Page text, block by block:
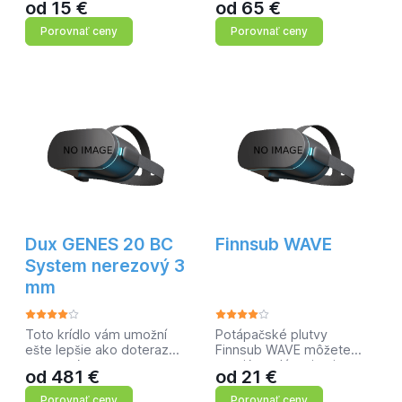
šnorchlovacie set pre deti
5-12 rokovMateriál:
SiliterMMMmhg
od 15 €
Porovnať ceny
Minimálny vnútorný objem
■ Rozšírené zorné pole ■
Anatomická lícnica ■ Veľmi
ľahká ■ Matný povrch s
vode ■ Ergonomické
spony pre jednoduché
ovládanie ■ Nový silikón
použitý na lícnici znižuje
od 65 €
Porovnať ceny
Dux GENES 20 BC
System nerezový 3
mm
Toto krídlo vám umožní
ešte lepšie ako doteraz
pracovať s
vyvážením.Materiál:obal
Balistic Nylon 1840
od 481 €
Finnsub WAVE
Potápačské plutvy
Finnsub WAVE môžete
využiť na plávanie aj
potápanie. Sú vyrobené z
dvoch materiálov. Ľahký
od 21 €